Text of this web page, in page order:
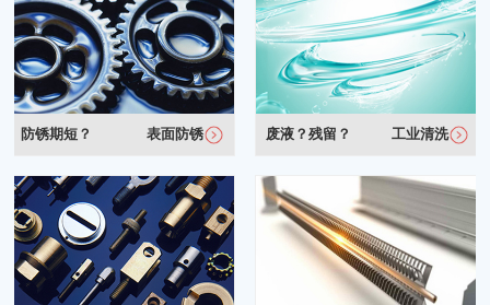
防锈期短？ 表面防锈 废液？残留？ 工业清洗